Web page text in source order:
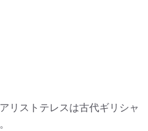
リストテレスは古代ギリシャ